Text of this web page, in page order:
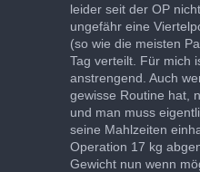
leider seit der OP
ungefähr eine
(so wie die meisten
Tag verteilt. Für mich
anstrengend. Auch
gewisse Routine hat,
und man muss
seine Mahlzeiten
Operation 17 kg
Gewicht nun wenn